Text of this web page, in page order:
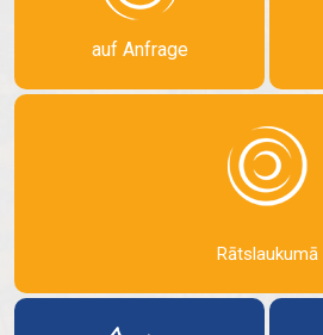
auf Anfrage
Rātslaukumā